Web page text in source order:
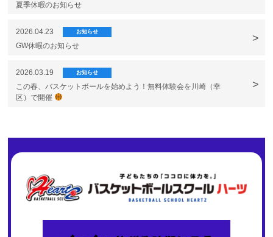
夏季休暇のお知らせ
2026.04.23 お知らせ
GW休暇のお知らせ
2026.03.19 お知らせ
この春、バスケットボールを始めよう！無料体験会を川崎（幸
区）で開催